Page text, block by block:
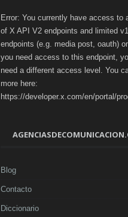
Error: You currently have access to
of X API V2 endpoints and limited
endpoints (e.g. media post, oauth)
you need access to this endpoint,
need a different access level. You
more here:
https://developer.x.com/en/portal/
Blog
Contacto
Diccionario